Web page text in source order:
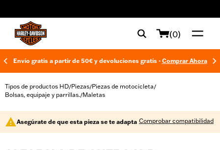
(0)
Envío gratis a partir de 50€ y devoluciones gratis - Comprar Ahora
Tipos de productos HD/Piezas/Piezas de motocicleta/
Bolsas, equipaje y parrillas./Maletas
Asegúrate de que esta pieza se te adapta Comprobar compatibilidad